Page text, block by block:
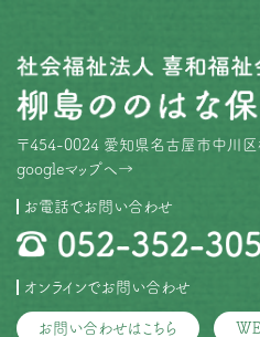
〒454-0024 愛知県名古屋市中川
googleマップへ→
お電話でお問い合わせ
オンラインでお問い合わせ
お問い合わせはこちら